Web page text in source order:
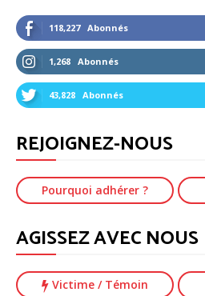
118,227 Abonnés
1,268 Abonnés
43,828 Abonnés
REJOIGNEZ-NOUS
Pourquoi adhérer ?
AGISSEZ AVEC NOUS
Victime / Témoin